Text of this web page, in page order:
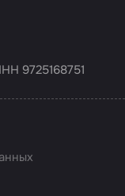
9725168751